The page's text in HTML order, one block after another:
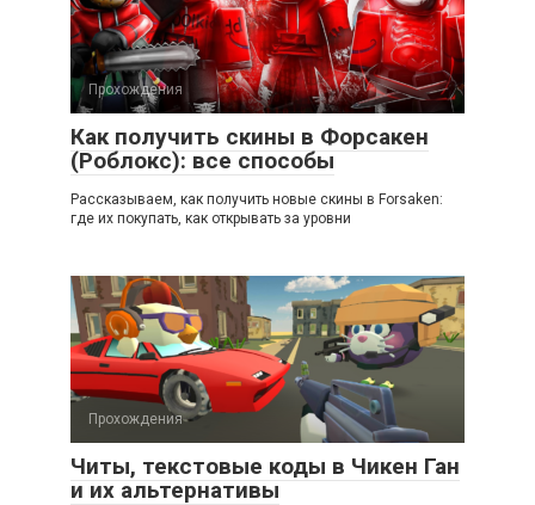
Прохождения
Как получить скины в Форсакен
(Роблокс): все способы
Рассказываем, как получить новые скины в Forsaken:
где их покупать, как открывать за уровни
Прохождения
Читы, текстовые коды в Чикен Ган
и их альтернативы